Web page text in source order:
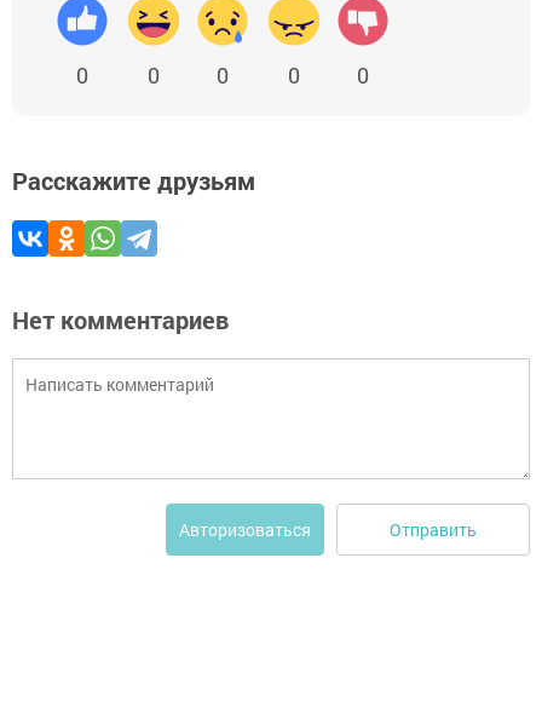
0 0 0 0 0
Расскажите друзьям
Нет комментариев
Авторизоваться Отправить